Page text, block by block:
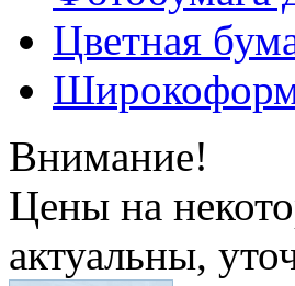
Цветная
Внимание!
Цены на
актуальны,